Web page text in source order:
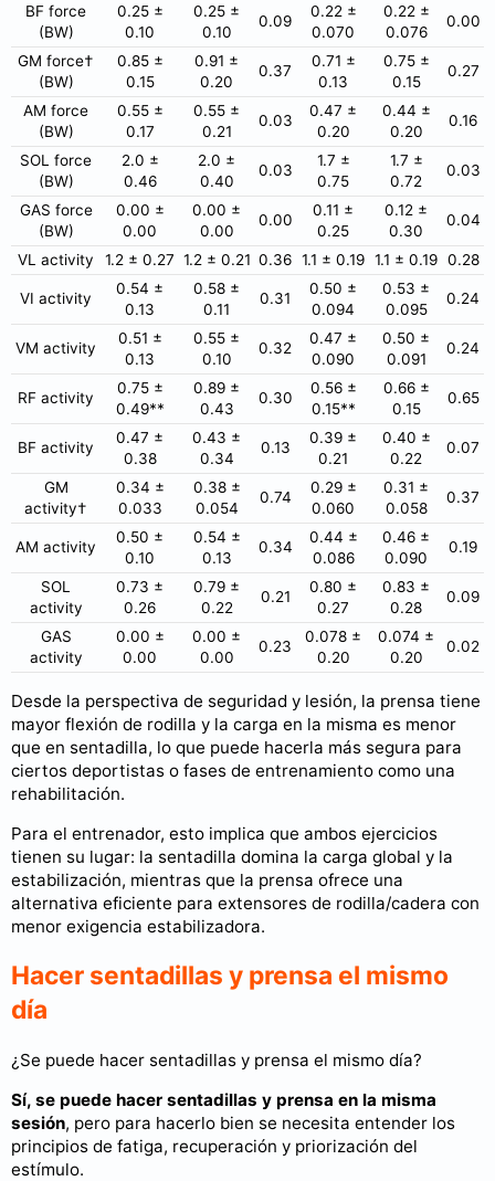
BF force
(BW)
0.25 ±
0.10
0.25 ±
0.10
0.09
0.22 ±
0.070
0.22 ±
0.076
0.00
GM force†
(BW)
0.85 ±
0.15
0.91 ±
0.20
0.37
0.71 ±
0.13
0.75 ±
0.15
0.27
AM force
(BW)
0.55 ±
0.17
0.55 ±
0.21
0.03
0.47 ±
0.20
0.44 ±
0.20
0.16
SOL force
(BW)
2.0 ±
0.46
2.0 ±
0.40
0.03
1.7 ±
0.75
1.7 ±
0.72
0.03
GAS force
(BW)
0.00 ±
0.00
0.00 ±
0.00
0.00
0.11 ±
0.25
0.12 ±
0.30
0.04
VL activity 1.2 ± 0.27 1.2 ± 0.21 0.36 1.1 ± 0.19 1.1 ± 0.19 0.28
VI activity
0.54 ±
0.13
0.58 ±
0.11
0.31
0.50 ±
0.094
0.53 ±
0.095
0.24
VM activity
0.51 ±
0.13
0.55 ±
0.10
0.32
0.47 ±
0.090
0.50 ±
0.091
0.24
RF activity
0.75 ±
0.49**
0.89 ±
0.43
0.30
0.56 ±
0.15**
0.66 ±
0.15
0.65
BF activity
0.47 ±
0.38
0.43 ±
0.34
0.13
0.39 ±
0.21
0.40 ±
0.22
0.07
GM
activity†
0.34 ±
0.033
0.38 ±
0.054
0.74
0.29 ±
0.060
0.31 ±
0.058
0.37
AM activity
0.50 ±
0.10
0.54 ±
0.13
0.34
0.44 ±
0.086
0.46 ±
0.090
0.19
SOL
activity
0.73 ±
0.26
0.79 ±
0.22
0.21
0.80 ±
0.27
0.83 ±
0.28
0.09
GAS
activity
0.00 ±
0.00
0.00 ±
0.00
0.23
0.078 ±
0.20
0.074 ±
0.20
0.02
Desde la perspectiva de seguridad y lesión, la prensa tiene
mayor flexión de rodilla y la carga en la misma es menor
que en sentadilla, lo que puede hacerla más segura para
ciertos deportistas o fases de entrenamiento como una
rehabilitación.
Para el entrenador, esto implica que ambos ejercicios
tienen su lugar: la sentadilla domina la carga global y la
estabilización, mientras que la prensa ofrece una
alternativa eficiente para extensores de rodilla/cadera con
menor exigencia estabilizadora.
Hacer sentadillas y prensa el mismo
día
¿Se puede hacer sentadillas y prensa el mismo día?
Sí, se puede hacer sentadillas y prensa en la misma
sesión, pero para hacerlo bien se necesita entender los
principios de fatiga, recuperación y priorización del
estímulo.